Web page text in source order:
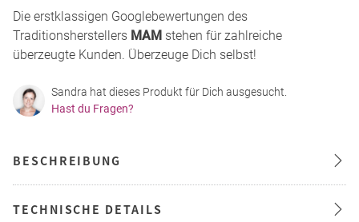
Die erstklassigen Googlebewertungen des
Traditionsherstellers MAM stehen für zahlreiche
überzeugte Kunden. Überzeuge Dich selbst!
Sandra hat dieses Produkt für Dich ausgesucht.
Hast du Fragen?
BESCHREIBUNG
TECHNISCHE DETAILS